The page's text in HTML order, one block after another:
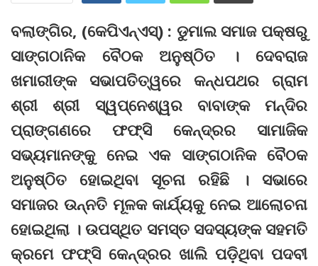
ବଲାଙ୍ଗିର, (କେପିଏନ୍‌ଏସ୍‌) : ଡୁମାଲ ସମାଜ ପକ୍ଷରୁ
ସାଙ୍ଗଠାନିକ ବୈଠକ ଅନୁଷ୍ଠିତ । ଦେବରାଜ
ଖମାରୀଙ୍କ ସଭାପତିତ୍ୱରେ କନ୍ଧପଥର ଗ୍ରାମ
ଶ୍ରୀ ଶ୍ରୀ ସ୍ୱପ୍ନେଶ୍ୱର ବାବାଙ୍କ ମନ୍ଦିର
ପ୍ରାଙ୍ଗଣରେ ଫଫ୍‌ସି କେନ୍ଦ୍ରର ସାମାଜିକ
ସଭ୍ୟମାନଙ୍କୁ ନେଇ ଏକ ସାଙ୍ଗଠାନିକ ବୈଠକ
ଅନୁଷ୍ଠିତ ହୋଇଥିବା ସୂଚନା ରହିଛି । ସଭାରେ
ସମାଜର ଉନ୍ନତି ମୂଳକ କାର୍ଯ୍ୟକୁ ନେଇ ଆଲୋଚନା
ହୋଇଥିଲା । ଉପସ୍ଥିତ ସମସ୍ତ ସଦସ୍ୟଙ୍କ ସହମତି
କ୍ରମେ ଫଫ୍‌ସି କେନ୍ଦ୍ରର ଖାଲି ପଡ଼ିଥିବା ପଦବୀ